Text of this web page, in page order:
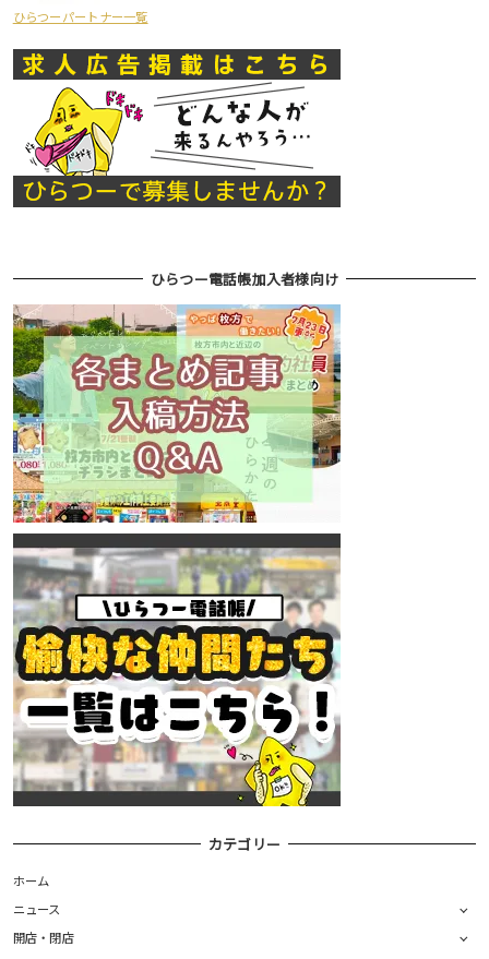
ひらつーパートナー一覧
ひらつー電話帳加入者様向け
カテゴリー
ホーム
ニュース
開店・閉店